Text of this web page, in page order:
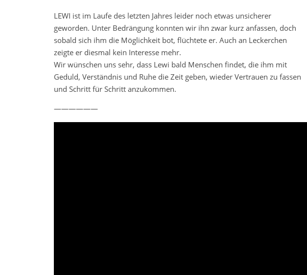
LEWI ist im Laufe des letzten Jahres leider noch etwas unsicherer
geworden. Unter Bedrängung konnten wir ihn zwar kurz anfassen, doch
sobald sich ihm die Möglichkeit bot, flüchtete er. Auch an Leckerchen
zeigte er diesmal kein Interesse mehr.
Wir wünschen uns sehr, dass Lewi bald Menschen findet, die ihm mit
Geduld, Verständnis und Ruhe die Zeit geben, wieder Vertrauen zu fassen
und Schritt für Schritt anzukommen.
——————